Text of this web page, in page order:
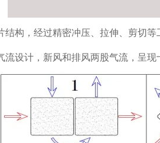
结构，经过精密冲压、拉伸、剪切
流设计，新风和排风两股气流，呈